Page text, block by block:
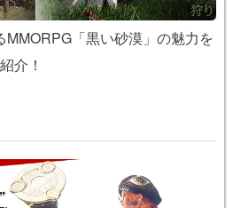
「黒い砂漠」の魅力を
紹介！